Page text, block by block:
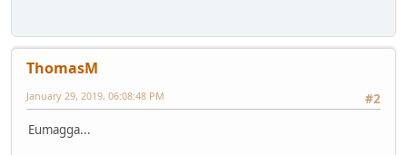
ThomasM
#2
January 29, 2019, 06:08:48 PM
Eumagga...